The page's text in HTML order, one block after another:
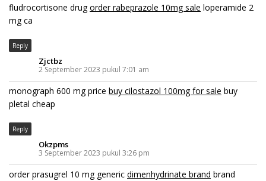
fludrocortisone drugorder rabeprazole 10mg sale loperamide 2
mg ca
Reply
Zjctbz
2 September 2023 pukul 7:01 am
monograph 600 mg price buy cilostazol 100mg for sale buy
pletal cheap
Reply
Okzpms
3 September 2023 pukul 3:26 pm
order prasugrel 10 mg generic dimenhydrinate brand brand